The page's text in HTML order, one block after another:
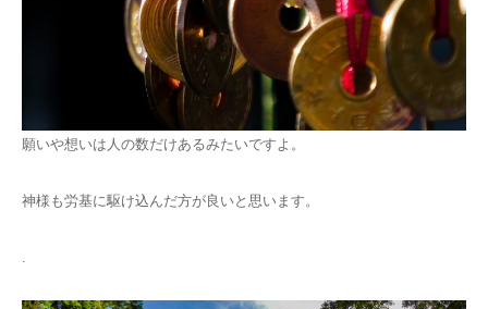
願いや想いは人の数だけあるみたいですよ。
神様も労基に駆け込んだ方が良いと思います。